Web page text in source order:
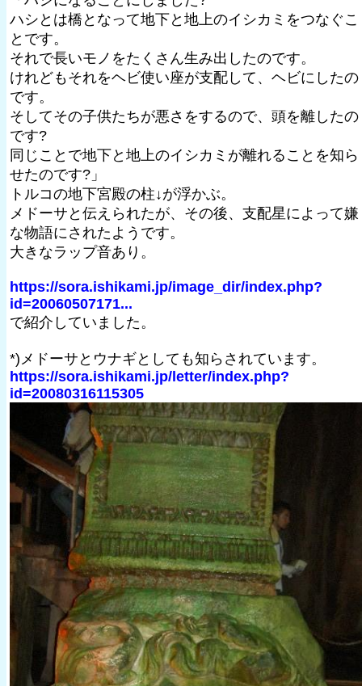
ハシとは橋となって地下と地上のイシカミをつなぐこ
とです。
それで長いモノをたくさん生み出したのです。
けれどもそれをヘビ使い座が支配して、ヘビにしたの
です。
そしてその子供たちが悪さをするので、頭を離したの
です?
同じことで地下と地上のイシカミが離れることを知ら
せたのです?」
トルコの地下宮殿の柱↓が浮かぶ。
メドーサと伝えられたが、その後、支配星によって嫌
な物語にされたようです。
大きなラップ音あり。
https://sora.ishikami.jp/image_dir/index.php?
id=20060507171...
で紹介していました。
*)メドーサとウナギとしても知らされています。
https://sora.ishikami.jp/letter/index.php?
id=20080316115305